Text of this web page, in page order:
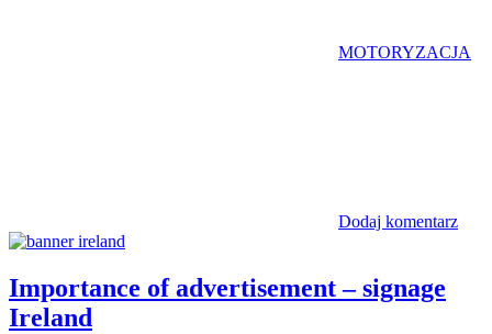
MOTORYZACJA
Dodaj komentarz
Importance of advertisement – signage
Ireland